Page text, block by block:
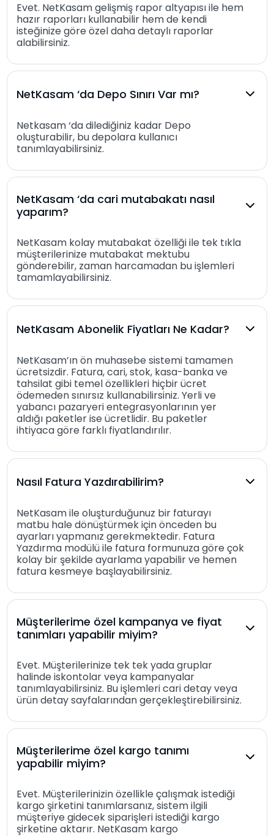
Evet. NetKasam gelişmiş rapor altyapısı ile hem
hazır raporları kullanabilir hem de kendi
isteğinize göre özel daha detaylı raporlar
alabilirsiniz.
NetKasam ‘da Depo Sınırı Var mı?
Netkasam ‘da dilediğiniz kadar Depo
oluşturabilir, bu depolara kullanıcı
tanımlayabilirsiniz.
NetKasam ‘da cari mutabakatı nasıl
yaparım?
NetKasam kolay mutabakat özelliği ile tek tıkla
müşterilerinize mutabakat mektubu
gönderebilir, zaman harcamadan bu işlemleri
tamamlayabilirsiniz.
NetKasam Abonelik Fiyatları Ne Kadar?
NetKasam’ın ön muhasebe sistemi tamamen
ücretsizdir. Fatura, cari, stok, kasa-banka ve
tahsilat gibi temel özellikleri hiçbir ücret
ödemeden sınırsız kullanabilirsiniz. Yerli ve
yabancı pazaryeri entegrasyonlarının yer
aldığı paketler ise ücretlidir. Bu paketler
ihtiyaca göre farklı fiyatlandırılır.
Nasıl Fatura Yazdırabilirim?
NetKasam ile oluşturduğunuz bir faturayı
matbu hale dönüştürmek için önceden bu
ayarları yapmanız gerekmektedir. Fatura
Yazdırma modülü ile fatura formunuza göre çok
kolay bir şekilde ayarlama yapabilir ve hemen
fatura kesmeye başlayabilirsiniz.
Müşterilerime özel kampanya ve fiyat
tanımları yapabilir miyim?
Evet. Müşterilerinize tek tek yada gruplar
halinde iskontolar veya kampanyalar
tanımlayabilirsiniz. Bu işlemleri cari detay veya
ürün detay sayfalarından gerçekleştirebilirsiniz.
Müşterilerime özel kargo tanımı
yapabilir miyim?
Evet. Müşterilerinizin özellikle çalışmak istediği
kargo şirketini tanımlarsanız, sistem ilgili
müşteriye gidecek siparişleri istediği kargo
şirketine aktarır. NetKasam kargo